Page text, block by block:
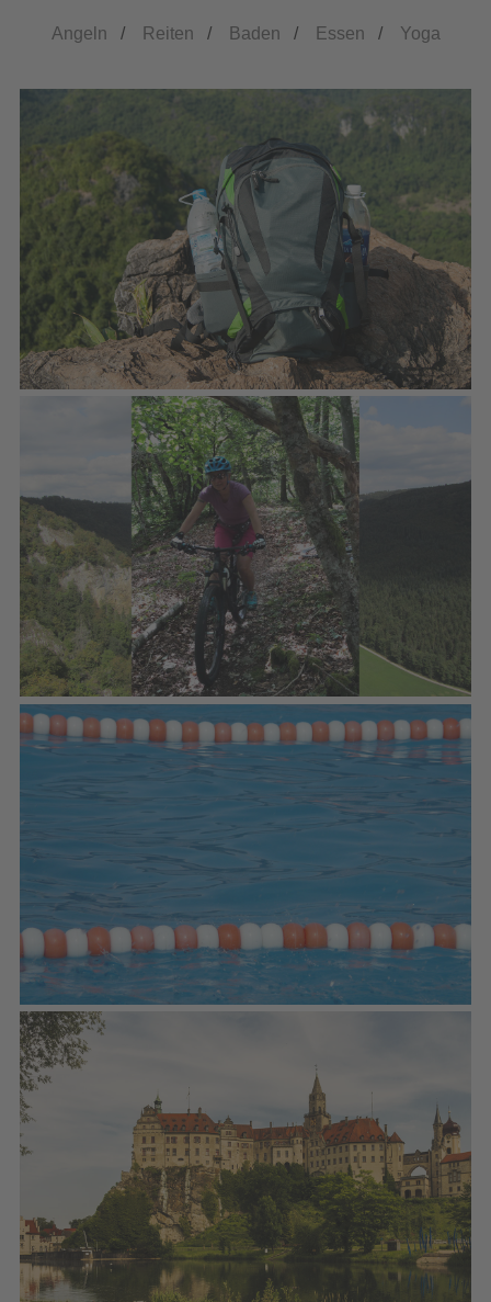
Angeln / Reiten / Baden / Essen / Yoga